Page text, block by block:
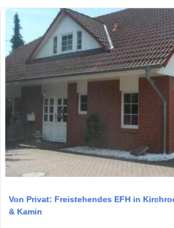
Von Privat: Freistehendes EFH in
& Kamin